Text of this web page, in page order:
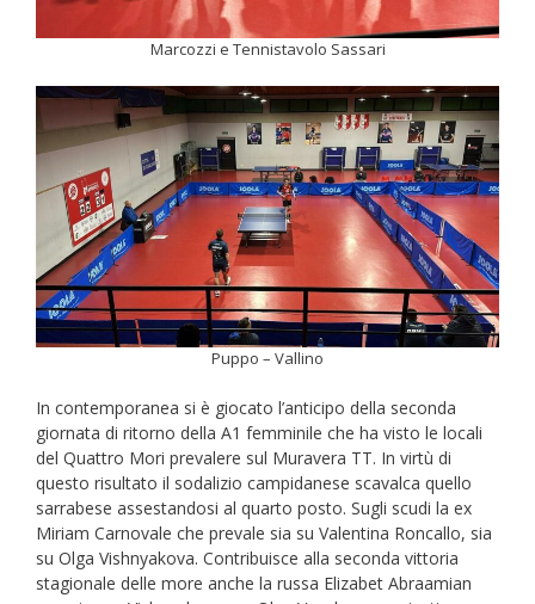
Marcozzi e Tennistavolo Sassari
Puppo – Vallino
In contemporanea si è giocato l’anticipo della seconda
giornata di ritorno della A1 femminile che ha visto le locali
del Quattro Mori prevalere sul Muravera TT. In virtù di
questo risultato il sodalizio campidanese scavalca quello
sarrabese assestandosi al quarto posto. Sugli scudi la ex
Miriam Carnovale che prevale sia su Valentina Roncallo, sia
su Olga Vishnyakova. Contribuisce alla seconda vittoria
stagionale delle more anche la russa Elizabet Abraamian